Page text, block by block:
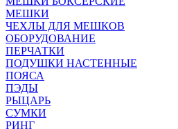
МЕШКИ
ЧЕХЛЫ ДЛЯ МЕШКОВ
ОБОРУДОВАНИЕ
ПЕРЧАТКИ
ПОДУШКИ НАСТЕННЫЕ
ПОЯСА
ПЭДЫ
РЫЦАРЬ
СУМКИ
РИНГ